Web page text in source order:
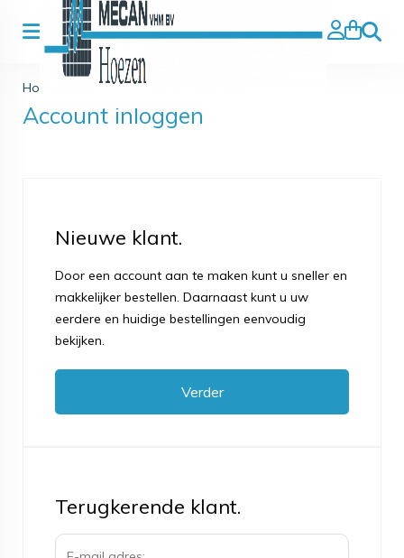
Zoeken
Home Account>Inloggen
Account inloggen
Nieuwe klant.
Door een account aan te maken kunt u sneller en
makkelijker bestellen. Daarnaast kunt u uw
eerdere en huidige bestellingen eenvoudig
bekijken.
Verder
Terugkerende klant.